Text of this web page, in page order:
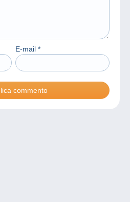
E-mail *